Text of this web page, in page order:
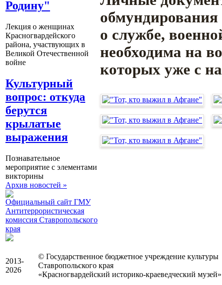
Родину"
Лекция о женщинах
Красногвардейского
района, участвующих в
Великой Отечественной
войне
Культурный
вопрос: откуда
берутся
крылатые
выражения
Познавательное
мероприятие с элементами
викторины
Архив новостей »
Официальный сайт ГМУ
Антитеррористическая
комиссия Ставропольского
края
обмундирования
о службе,
необходима на
которых уже с
2013-
2026
© Государственное бюджетное учреждение культуры
Ставропольского края
«Красногвардейский историко-краеведческий музей»